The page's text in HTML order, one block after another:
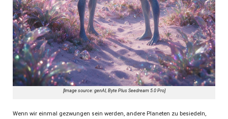
[Image source: genAI, Byte Plus Seedream 5.0 Pro]
Wenn wir einmal gezwungen sein werden, andere Planeten zu besiedeln,